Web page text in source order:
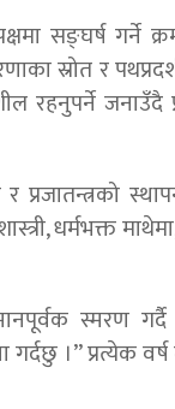
सङ्घर्ष
स्रोत र
जनाउँदै
प्रजातन्त्रको
धर्मभक्त
स्मरण गर्दै
गर्दछु ।” प्रत्येक